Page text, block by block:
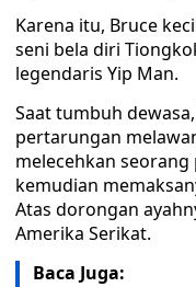
Karena itu, Bruce
seni bela diri
legendaris Yip Man.
Saat tumbuh
pertarungan
melecehkan
kemudian
Atas dorongan
Amerika Serikat.
Baca Juga: